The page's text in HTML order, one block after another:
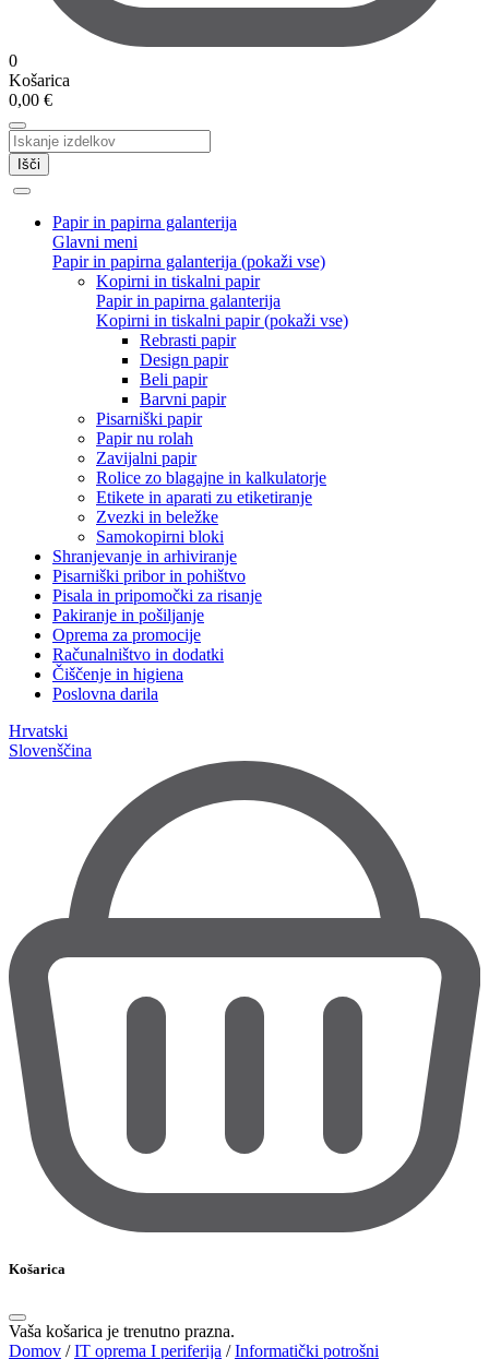
0
Košarica
0,00 €
Išči
Papir in papirna galanterija
Glavni meni
Papir in papirna galanterija (pokaži vse)
Kopirni in tiskalni papir
Papir in papirna galanterija
Kopirni in tiskalni papir (pokaži vse)
Rebrasti papir
Design papir
Beli papir
Barvni papir
Pisarniški papir
Papir nu rolah
Zavijalni papir
Rolice zo blagajne in kalkulatorje
Etikete in aparati zu etiketiranje
Zvezki in beležke
Samokopirni bloki
Shranjevanje in arhiviranje
Pisarniški pribor in pohištvo
Pisala in pripomočki za risanje
Pakiranje in pošiljanje
Oprema za promocije
Računalništvo in dodatki
Čiščenje in higiena
Poslovna darila
Hrvatski
Slovenščina
Košarica
Vaša košarica je trenutno prazna.
Domov /IT oprema I periferija /Informatički potrošni